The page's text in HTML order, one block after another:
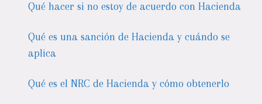
Qué hacer si no estoy de acuerdo con Hacienda
Qué es una sanción de Hacienda y cuándo se
aplica
Qué es el NRC de Hacienda y cómo obtenerlo